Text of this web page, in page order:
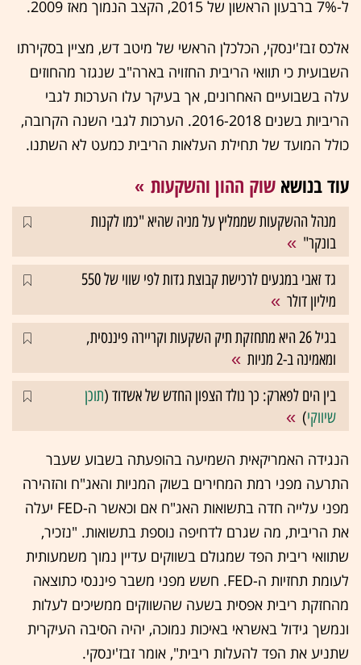
ל-7% ברבעון הראשון של 2015, הקצב הנמוך מאז 2009.
אלכס זבז'ינסקי, הכלכלן הראשי של מיטב דש, מציין בסקירתו
השבועית כי תוואי הריבית החזויה בארה"ב שנגזר מהחוזים
עלה בשבועיים האחרונים, אך בעיקר עלו הערכות לגבי
הריביות בשנים 2016-2018. הערכות לגבי השנה הקרובה,
כולל המועד של תחילת העלאות הריבית כמעט לא השתנו.
עוד בנושא שוק ההון והשקעות
מנהל ההשקעות שממליץ על מניה שהיא "כמו לקנות
בונקר"
גד זאבי במגעים לרכישת קבוצת גדות לפי שווי של 550
מיליון דולר
בגיל 26 היא מתחזקת תיק השקעות וקריירה פיננסית,
ומאמינה ב-2 מניות
בין הים לפארק: כך נולד הצפון החדש של אשדוד (תוכן
שיווקי)
הנגידה האמריקאית השמיעה בהופעתה בשבוע שעבר
התרעה מפני רמת המחירים בשוק המניות והאג"ח והזהירה
מפני עלייה חדה בתשואות האג"ח אם וכאשר ה-FED יעלה
את הריבית, מה שגרם לדחיפה נוספת בתשואות. "נזכיר,
שתוואי ריבית הפד שמגולם בשווקים עדיין נמוך משמעותית
לעומת תחזיות ה-FED. חשש מפני משבר פיננסי כתוצאה
מהחזקת ריבית אפסית בשעה שהשווקים ממשיכים לעלות
ונמשך גידול באשראי באיכות נמוכה, יהיה הסיבה העיקרית
שתניע את הפד להעלות ריבית", אומר זבז'ינסקי.